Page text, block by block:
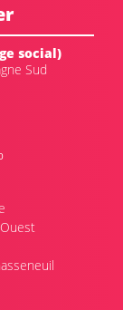
social)
Sud